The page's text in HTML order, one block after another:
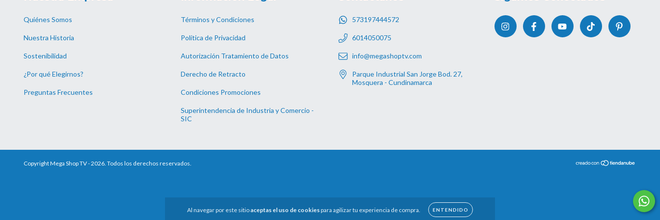
Al navegar por este sitioaceptas el uso de cookiespara agilizar tu experiencia de compra. ENTENDIDO
Quiénes Somos
Nuestra Historia
Sostenibilidad
¿Por qué Elegirnos?
Preguntas Frecuentes
Términos y Condiciones
Política de Privacidad
Autorización Tratamiento de Datos
Derecho de Retracto
Condiciones Promociones
Superintendencia de Industria y Comercio -
SIC
573197444572
6014050075
info@megashoptv.com
Parque Industrial San Jorge Bod. 27,
Mosquera - Cundinamarca
Copyright Mega Shop TV - 2026. Todos los derechos reservados.